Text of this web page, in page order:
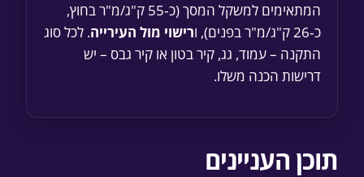
המתאימים למשקל המסך (כ‑55 ק"ג/מ"ר בחוץ,
כ‑26 ק"ג/מ"ר בפנים), ו
רישוי מול העירייה. לכל סוג
התקנה – עמוד, גג, קיר בטון או קיר גבס – יש
דרישות הכנה משלו.
תוכן העניינים